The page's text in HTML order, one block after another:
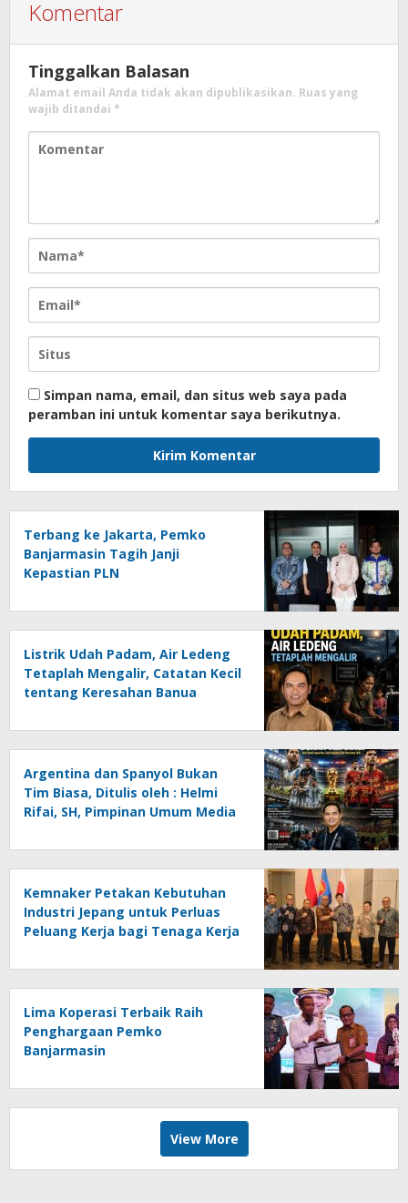
Komentar
Tinggalkan Balasan
Alamat email Anda tidak akan dipublikasikan. Ruas yang
wajib ditandai *
Simpan nama, email, dan situs web saya pada
peramban ini untuk komentar saya berikutnya.
Terbang ke Jakarta, Pemko
Banjarmasin Tagih Janji
Kepastian PLN
Listrik Udah Padam, Air Ledeng
Tetaplah Mengalir, Catatan Kecil
tentang Keresahan Banua
Ancaman Lingkungan, Oleh :
Helmi Rifai, SH
Argentina dan Spanyol Bukan
Tim Biasa, Ditulis oleh : Helmi
Rifai, SH, Pimpinan Umum Media
Kemnaker Petakan Kebutuhan
Industri Jepang untuk Perluas
Peluang Kerja bagi Tenaga Kerja
Lima Koperasi Terbaik Raih
Penghargaan Pemko
Banjarmasin
View More